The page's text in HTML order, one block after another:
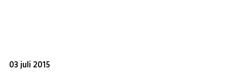
03 juli 2015